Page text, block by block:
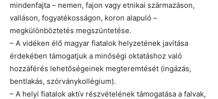
mindenfajta – nemen, fajon vagy etnikai származáson,
valláson, fogyatékosságon, koron alapuló –
megkülönböztetés megszüntetése.
– A vidéken élő magyar fiatalok helyzetének javítása
érdekében támogatjuk a minőségi oktatáshoz való
hozzáférés lehetőségeinek megteremtését (ingázás,
bentlakás, szórványkollégium).
– A helyi fiatalok aktív részvételének támogatása a falvak,